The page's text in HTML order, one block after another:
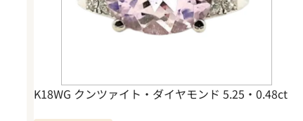
K18WG クンツァイト・ダイヤモンド 5.25・0.48ct